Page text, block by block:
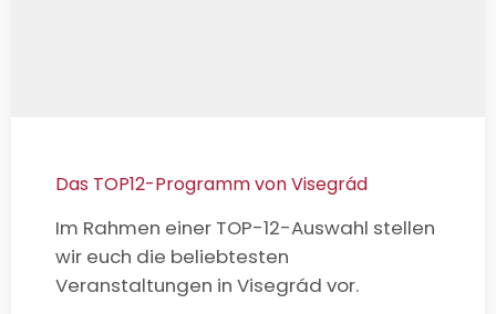
Das TOP12-Programm von Visegrád
Im Rahmen einer TOP-12-Auswahl stellen
wir euch die beliebtesten
Veranstaltungen in Visegrád vor.